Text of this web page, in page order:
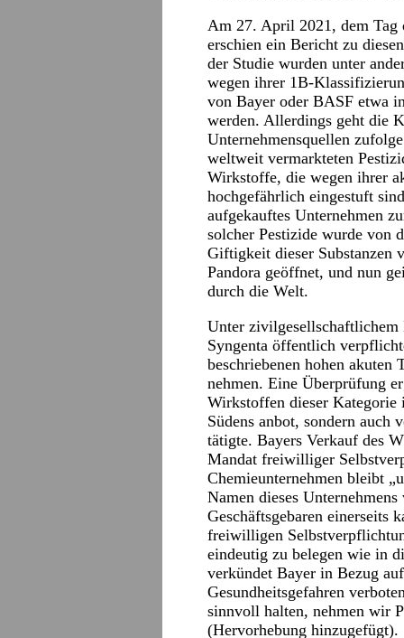
Am 27. April 2021, dem Tag
erschien ein Bericht zu
der Studie wurden unter
wegen ihrer 1B-
von Bayer oder BASF etwa
werden. Allerdings geht die
Unternehmensquellen
weltweit vermarkteten
Wirkstoffe, die wegen ihrer
hochgefährlich eingestuft
aufgekauftes Unternehmen
solcher Pestizide wurde von
Giftigkeit dieser Substanzen
Pandora geöffnet, und nun
durch die Welt.
Unter
Syngenta öffentlich
beschriebenen hohen
nehmen. Eine Überprüfung
Wirkstoffen dieser Kategorie
Südens anbot, sondern
tätigte. Bayers Verkauf des
Mandat freiwilliger
Chemieunternehmen bleibt
Namen dieses
Geschäftsgebaren einerseits
freiwilligen
eindeutig zu belegen wie in
verkündet Bayer in Bezug
Gesundheitsgefahren
sinnvoll halten, nehmen
(Hervorhebung hinzugefügt).